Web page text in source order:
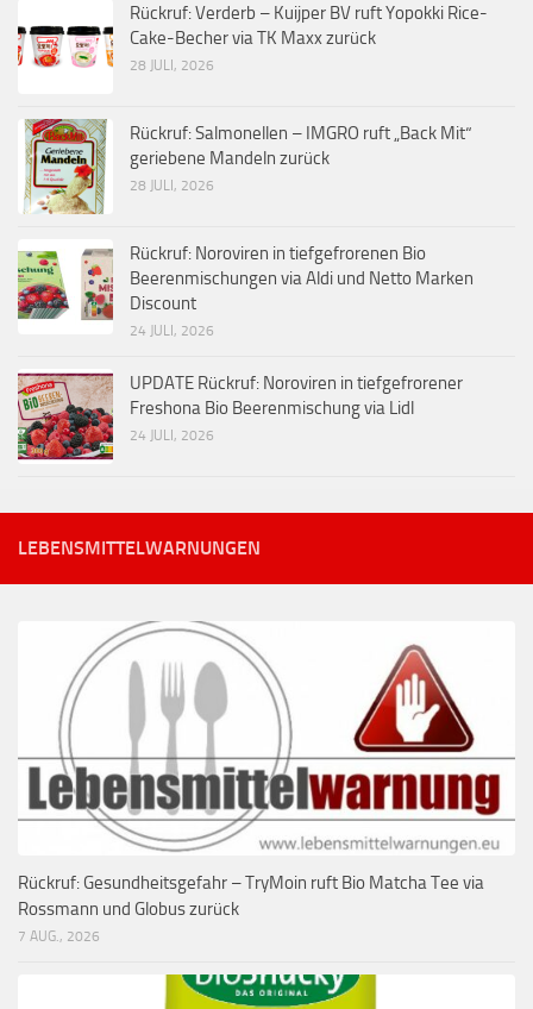
Rückruf: Verderb – Kuijper BV ruft Yopokki Rice-
Cake-Becher via TK Maxx zurück
28 JULI, 2026
Rückruf: Salmonellen – IMGRO ruft „Back Mit“
geriebene Mandeln zurück
28 JULI, 2026
Rückruf: Noroviren in tiefgefrorenen Bio
Beerenmischungen via Aldi und Netto Marken
Discount
24 JULI, 2026
UPDATE Rückruf: Noroviren in tiefgefrorener
Freshona Bio Beerenmischung via Lidl
24 JULI, 2026
LEBENSMITTELWARNUNGEN
Rückruf: Gesundheitsgefahr – TryMoin ruft Bio Matcha Tee via
Rossmann und Globus zurück
7 AUG., 2026